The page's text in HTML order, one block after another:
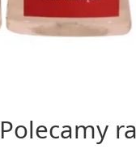
Polecamy